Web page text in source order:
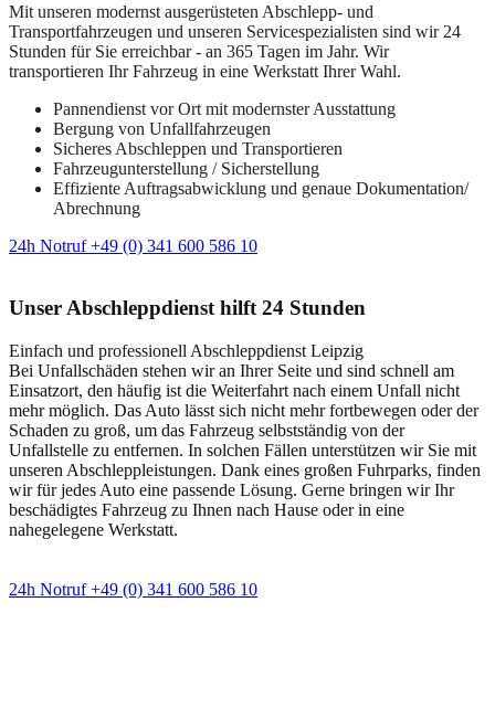
Mit unseren modernst ausgerüsteten Abschlepp- und
Transportfahrzeugen und unseren Servicespezialisten sind wir 24
Stunden für Sie erreichbar - an 365 Tagen im Jahr. Wir
transportieren Ihr Fahrzeug in eine Werkstatt Ihrer Wahl.
Pannendienst vor Ort mit modernster Ausstattung
Bergung von Unfallfahrzeugen
Sicheres Abschleppen und Transportieren
Fahrzeugunterstellung / Sicherstellung
Effiziente Auftragsabwicklung und genaue Dokumentation/
Abrechnung
24h Notruf +49 (0) 341 600 586 10
Unser Abschleppdienst hilft 24 Stunden
Einfach und professionell Abschleppdienst Leipzig
Bei Unfallschäden stehen wir an Ihrer Seite und sind schnell am
Einsatzort, den häufig ist die Weiterfahrt nach einem Unfall nicht
mehr möglich. Das Auto lässt sich nicht mehr fortbewegen oder der
Schaden zu groß, um das Fahrzeug selbstständig von der
Unfallstelle zu entfernen. In solchen Fällen unterstützen wir Sie mit
unseren Abschleppleistungen. Dank eines großen Fuhrparks, finden
wir für jedes Auto eine passende Lösung. Gerne bringen wir Ihr
beschädigtes Fahrzeug zu Ihnen nach Hause oder in eine
nahegelegene Werkstatt.
24h Notruf +49 (0) 341 600 586 10